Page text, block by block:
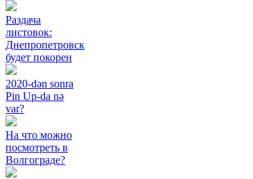
Раздача
листовок:
Днепропетровск
будет покорен
2020-dən sonra
Pin Up-da nə
var?
На что можно
посмотреть в
Волгограде?